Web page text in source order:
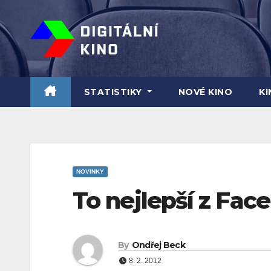
to
content
STATISTIKY NOVÉ KINO
NOVINKY
To nejlepší z
By Ondřej Beck
8. 2. 2012